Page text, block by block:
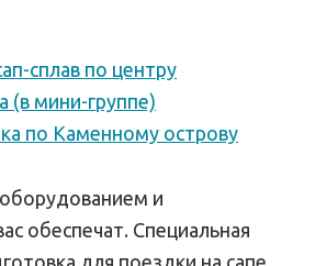
сплав по центру
(в мини-группе)
по Каменному острову
и
обеспечат. Специальная
для поездки на сапе